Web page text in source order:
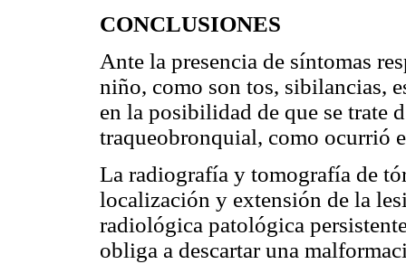
CONCLUSIONES
Ante la presencia de síntomas
niño, como son tos, sibilancias,
en la posibilidad de que se trate
traqueobronquial, como ocurrió
La radiografía y tomografía de
localización y extensión de la
radiológica patológica
obliga a descartar una